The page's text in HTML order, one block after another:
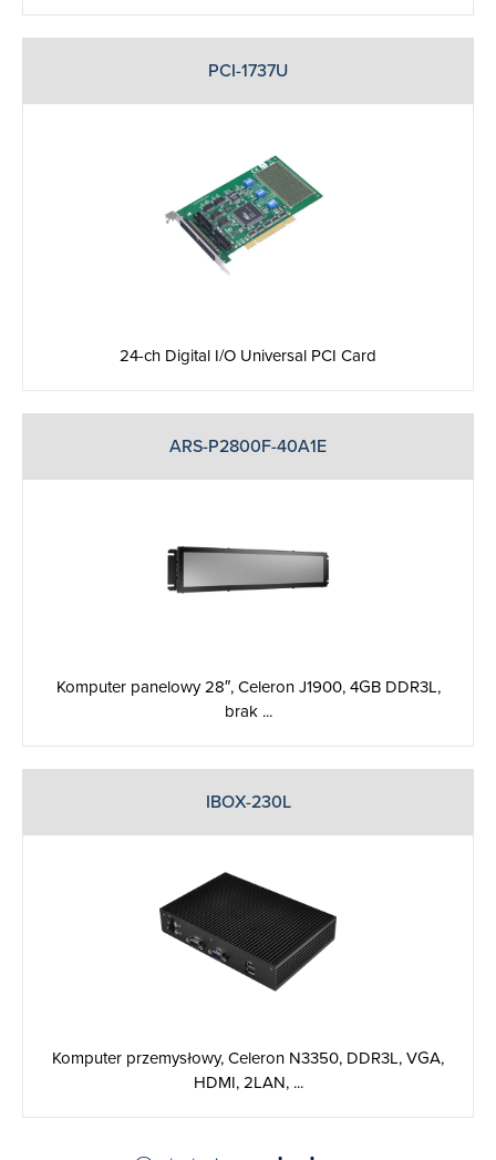
PCI-1737U
24-ch Digital I/O Universal PCI Card
ARS-P2800F-40A1E
Komputer panelowy 28″, Celeron J1900, 4GB DDR3L,
brak ...
IBOX-230L
Komputer przemysłowy, Celeron N3350, DDR3L, VGA,
HDMI, 2LAN, ...